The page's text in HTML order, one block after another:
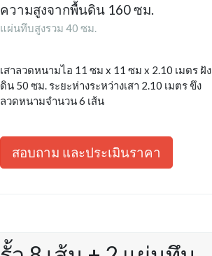
ความสูงจากพื้นดิน 160 ซม.
แผ่นทึบสูงรวม 40 ซม.
เสาลวดหนามไอ 11 ซม x 11 ซม x 2.10 เมตร ฝัง
ดิน 50 ซม. ระยะห่างระหว่างเสา 2.10 เมตร ขึง
ลวดหนามจำนวน 6 เส้น
สอบถาม และประเมินราคา